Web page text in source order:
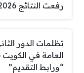
رفعت النتائج 2026
تظلمات الدور
“ورابط التقديم”